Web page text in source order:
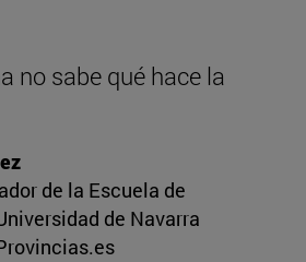
no sabe qué hace la
de la Escuela de
de Navarra